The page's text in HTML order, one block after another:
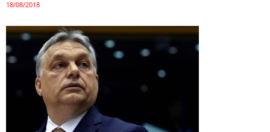
18/08/2018